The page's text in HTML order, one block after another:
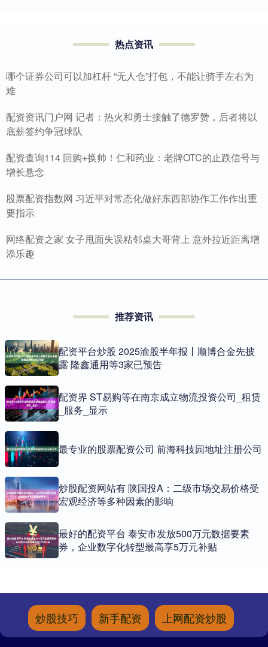
热点资讯
哪个证券公司可以加杠杆 “无人仓”打包，不能让骑手左右为
难
配资资讯门户网 记者：热火和勇士接触了德罗赞，后者将以
底薪签约争冠球队
配资查询114 回购+换帅！仁和药业：老牌OTC的止跌信号与
增长悬念
股票配资指数网 习近平对常态化做好东西部协作工作作出重
要指示
网络配资之家 女子甩面失误粘邻桌大哥背上 意外拉近距离增
添乐趣
推荐资讯
配资平台炒股 2025渝股半年报丨顺博合金先披
露 隆鑫通用等3家已预告
配资界 ST易购等在南京成立物流投资公司_租赁
_服务_显示
最专业的股票配资公司 前海科技园地址注册公司
炒股配资网站有 陕国投A：二级市场交易价格受
宏观经济等多种因素的影响
最好的配资平台 泰安市发放500万元数据要素
券，企业数字化转型最高享5万元补贴
炒股技巧 新手配资 上网配资炒股